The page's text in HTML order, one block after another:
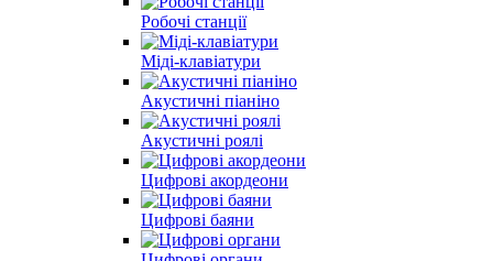
Робочі станції
Міді-клавіатури
Акустичні піаніно
Акустичні роялі
Цифрові акордеони
Цифрові баяни